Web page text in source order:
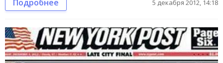
Подробнее 5 декабря 2012, 14:18